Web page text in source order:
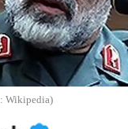
Wikipedia)